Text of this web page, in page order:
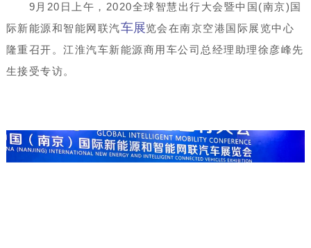
9月20日上午，2020全球智慧出行大会暨中国(南京)国
际新能源和智能网联汽车展览会在南京空港国际展览中心
隆重召开。江淮汽车新能源商用车公司总经理助理徐彦峰先
生接受专访。